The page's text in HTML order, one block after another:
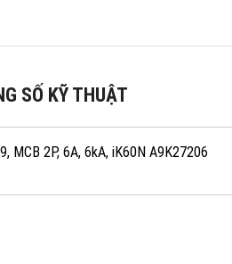
SỐ KỸ THUẬT
MCB 2P, 6A, 6kA, iK60N A9K27206